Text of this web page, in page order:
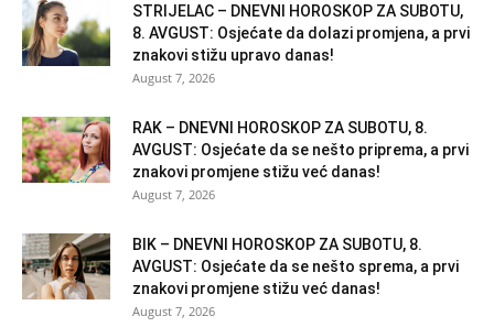
STRIJELAC – DNEVNI HOROSKOP ZA SUBOTU,
8. AVGUST: Osjećate da dolazi promjena, a prvi
znakovi stižu upravo danas!
August 7, 2026
RAK – DNEVNI HOROSKOP ZA SUBOTU, 8.
AVGUST: Osjećate da se nešto priprema, a prvi
znakovi promjene stižu već danas!
August 7, 2026
BIK – DNEVNI HOROSKOP ZA SUBOTU, 8.
AVGUST: Osjećate da se nešto sprema, a prvi
znakovi promjene stižu već danas!
August 7, 2026